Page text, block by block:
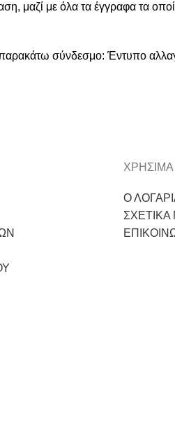
μαζί με όλα τα έγγραφα τα
σύνδεσμο: Έντυπο
ΧΡΗΣΙΜΑ
Ο